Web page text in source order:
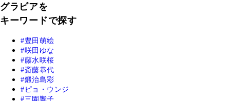
グラビアを
キーワードで探す
豊田萌絵
咲田ゆな
藤水咲桜
斎藤恭代
鍛治島彩
ピョ・ウンジ
三園響子